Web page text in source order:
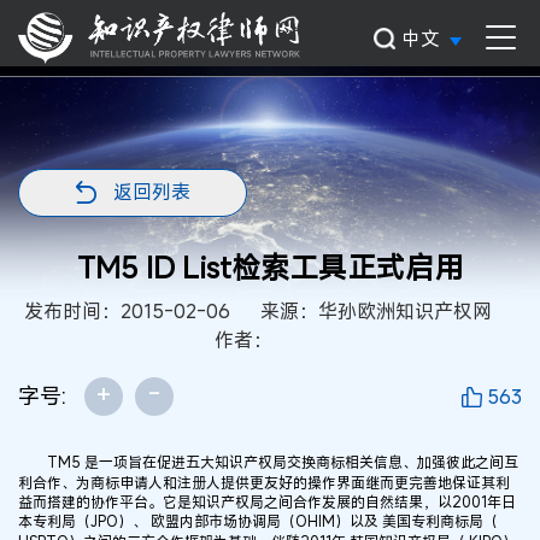
中文
返回列表
TM5 ID List检索工具正式启用
发布时间：2015-02-06
来源：华孙欧洲知识产权网
作者：
字号: + - 563
TM5 是一项旨在促进五大知识产权局交换商标相关信息、加强彼此之间互
利合作、为商标申请人和注册人提供更友好的操作界面继而更完善地保证其利
益而搭建的协作平台。它是知识产权局之间合作发展的自然结果，以2001年日
本专利局（JPO）、 欧盟内部市场协调局（OHIM）以及 美国专利商标局（